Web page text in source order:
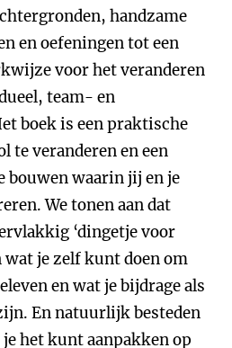
handzame
en oefeningen tot een
voor het veranderen
team- en
boek is een praktische
te veranderen en een
waarin jij en je
We tonen aan dat
‘dingetje voor
wat je zelf kunt doen om
en wat je bijdrage als
En natuurlijk besteden
je het kunt aanpakken op